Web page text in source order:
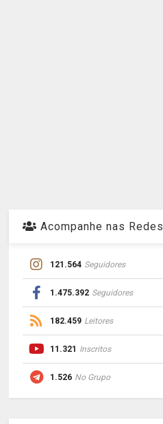
Acompanhe nas Redes
121.564 Seguidores
1.475.392 Seguidores
182.459 Leitores
11.321 Inscritos
1.526 No Grupo